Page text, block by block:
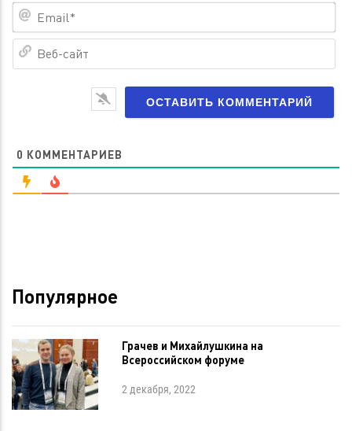
0 КОММЕНТАРИЕВ
Популярное
Грачев и Михайлушкина на
Всероссийском форуме
2 декабря, 2022